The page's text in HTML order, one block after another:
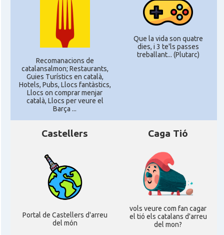
Recomanacions de
catalansalmon; Restaurants,
Guies Turístics en català,
Hotels, Pubs, Llocs fantàstics,
Llocs on comprar menjar
català, Llocs per veure el
Barça ...
Que la vida son quatre
dies, i 3 te'ls passes
treballant... (Plutarc)
Castellers
Portal de Castellers d'arreu
del món
Caga Tió
vols veure com fan cagar
el tió els catalans d'arreu
del mon?